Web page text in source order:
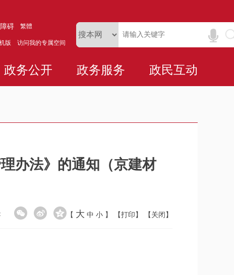
碍 繁體
版 访问我的专属空间
政务公开 政务服务 政民互动
办法》的通知（京建材
【 大 中 小 】 【打印】 【关闭】